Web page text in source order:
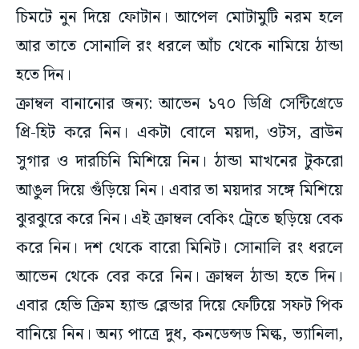
চিমটে নুন দিয়ে ফোটান। আপেল মোটামুটি নরম হলে
আর তাতে সোনালি রং ধরলে আঁচ থেকে নামিয়ে ঠান্ডা
হতে দিন।
ক্রাম্বল বানানোর জন্য: আভেন ১৭০ ডিগ্রি সেন্টিগ্রেডে
প্রি-হিট করে নিন। একটা বোলে ময়দা, ওটস, ব্রাউন
সুগার ও দারচিনি মিশিয়ে নিন। ঠান্ডা মাখনের টুকরো
আঙুল দিয়ে গুঁড়িয়ে নিন। এবার তা ময়দার সঙ্গে মিশিয়ে
ঝুরঝুরে করে নিন। এই ক্রাম্বল বেকিং ট্রেতে ছড়িয়ে বেক
করে নিন। দশ থেকে বারো মিনিট। সোনালি রং ধরলে
আভেন থেকে বের করে নিন। ক্রাম্বল ঠান্ডা হতে দিন।
এবার হেভি ক্রিম হ্যান্ড ব্লেন্ডার দিয়ে ফেটিয়ে সফট পিক
বানিয়ে নিন। অন্য পাত্রে দুধ, কনডেন্সড মিল্ক, ভ্যানিলা,